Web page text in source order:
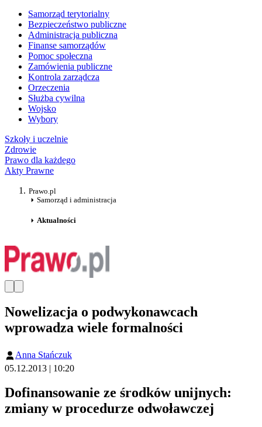
Samorząd terytorialny
Bezpieczeństwo publiczne
Administracja publiczna
Finanse samorządów
Pomoc społeczna
Zamówienia publiczne
Kontrola zarządcza
Orzeczenia
Służba cywilna
Wojsko
Wybory
Szkoły i uczelnie
Zdrowie
Prawo dla każdego
Akty Prawne
Prawo.pl
Samorząd i administracja
Aktualności
Nowelizacja o podwykonawcach
wprowadza wiele formalności
Anna Stańczuk
05.12.2013 | 10:20
Dofinansowanie ze środków unijnych:
zmiany w procedurze odwoławczej